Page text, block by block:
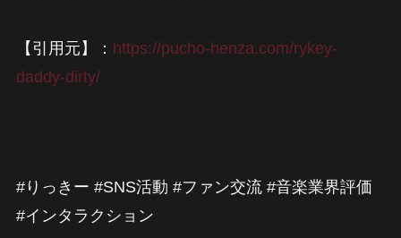
【引用元】： https://pucho-henza.com/rykey-
daddy-dirty/
#りっきー #SNS活動 #ファン交流 #音楽業界評価
#インタラクション